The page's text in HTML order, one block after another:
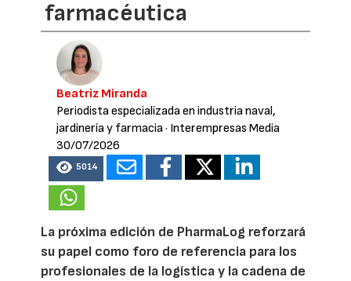
farmacéutica
Beatriz Miranda
Periodista especializada en industria naval,
jardinería y farmacia· Interempresas Media
30/07/2026
5014
La próxima edición de PharmaLog reforzará
su papel como foro de referencia para los
profesionales de la logística y la cadena de